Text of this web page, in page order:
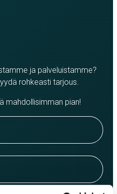
ja palveluistamme?
rohkeasti tarjous.
mahdollisimman pian!